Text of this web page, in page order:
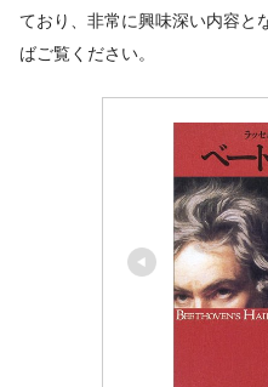
ており、非常に興味深い内容と
ばご覧ください。